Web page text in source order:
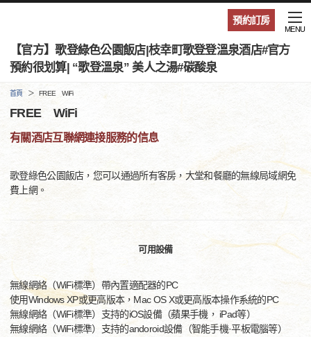
預約訂房
【官方】歌登綠色公園飯店|枝幸町歌登登溫泉酒店#官方
預約很划算| “歌登溫泉” 美人之湯#碳酸泉
MENU
首頁 FREE WiFi
FREE WiFi
有關酒店互聯網連接服務的信息
歌登綠色公園飯店，您可以通過所有客房，大堂和餐廳的無線局域網免
費上網。
可用設備
無線網絡（WiFi標準）帶內置適配器的PC
使用Windows XP或更高版本，Mac OS X或更高版本操作系統的PC
無線網絡（WiFi標準）支持的iOS設備（蘋果手機， iPad等）
無線網絡（WiFi標準）支持的andoroid設備（智能手機·平板電腦等）